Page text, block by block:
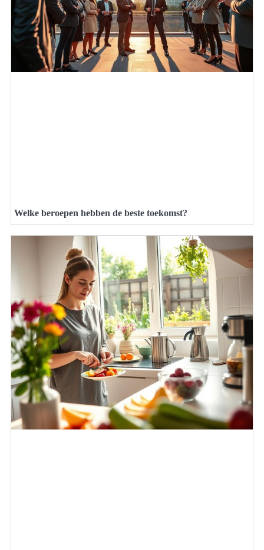
Welke beroepen hebben de beste toekomst?